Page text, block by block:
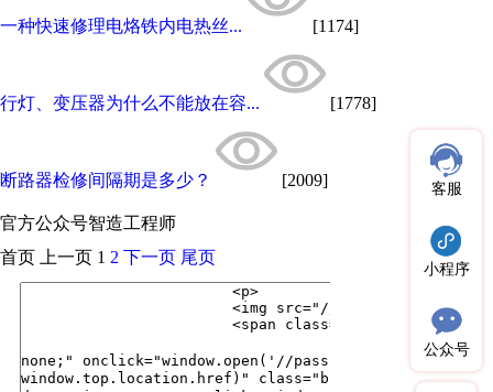
一种快速修理电烙铁内电热丝... [1174]
行灯、变压器为什么不能放在容... [1778]
断路器检修间隔期是多少？ [2009]
官方公众号智造工程师
客服
小程序
公众号
首页 上一页 1 2 下一页 尾页